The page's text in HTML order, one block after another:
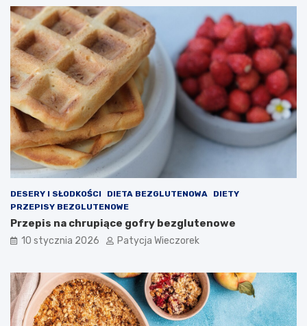
DESERY I SŁODKOŚCI DIETA BEZGLUTENOWA
DIETY
PRZEPISY BEZGLUTENOWE
Przepis na chrupiące gofry bezglutenowe
10 stycznia 2026 Patycja Wieczorek